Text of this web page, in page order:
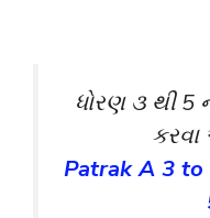
ધોરણ ૩ થી 5
કરવા
Patrak A 3 to